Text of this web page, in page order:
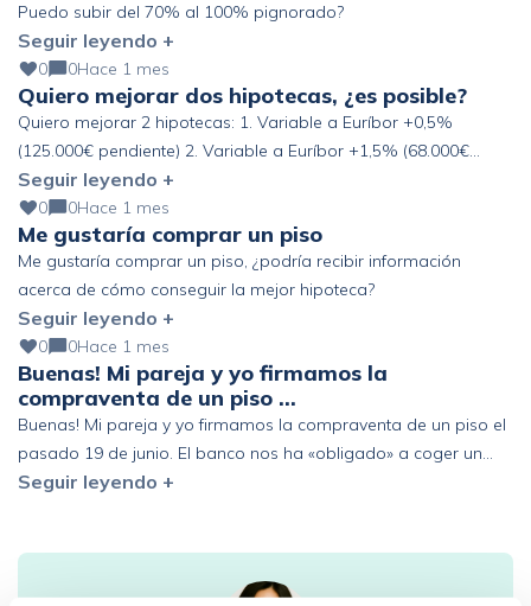
Puedo subir del 70% al 100% pignorado?
Seguir leyendo +
0 0Hace 1 mes
Quiero mejorar dos hipotecas, ¿es posible?
Quiero mejorar 2 hipotecas: 1. Variable a Euríbor +0,5%
(125.000€ pendiente) 2. Variable a Euríbor +1,5% (68.000€
pendiente) Altos ingresos y ahorro, pero fuera de España. ¿Se
podría mejorar?
Seguir leyendo +
0 0Hace 1 mes
Me gustaría comprar un piso
Me gustaría comprar un piso, ¿podría recibir información
acerca de cómo conseguir la mejor hipoteca?
Seguir leyendo +
0 0Hace 1 mes
Buenas! Mi pareja y yo firmamos la
compraventa de un piso …
Buenas! Mi pareja y yo firmamos la compraventa de un piso el
pasado 19 de junio. El banco nos ha «obligado» a coger un
seguro de vida de prima única de 6 años y estamos pensando
Seguir leyendo +